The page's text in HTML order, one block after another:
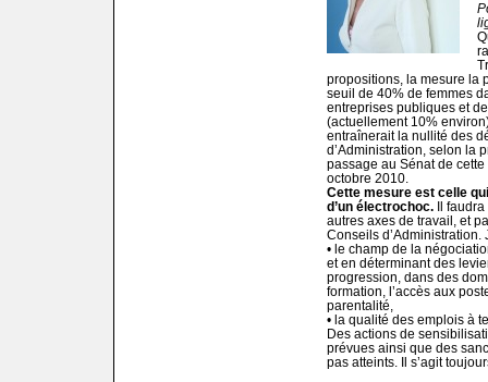
propositions, la mesure la
seuil de 40% de femmes
entreprises publiques et
(actuellement 10%
entraînerait la nullité des
d’Administration, selon la
passage au Sénat de
octobre 2010.
Cette mesure est celle
d’un électrochoc. Il
autres axes de travail, et
Conseils d’Administration.
• le champ de la
et en déterminant des
progression, dans des
formation, l’accès aux
parentalité,
• la qualité des emplois à
Des actions de
prévues ainsi que des
pas atteints. Il s’agit